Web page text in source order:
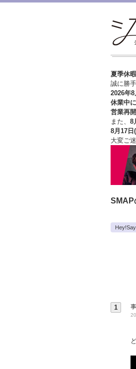
夏季休
誠に勝
2026年
休業中
営業再
また、 8
8月17日
大変ご
SMAP
1